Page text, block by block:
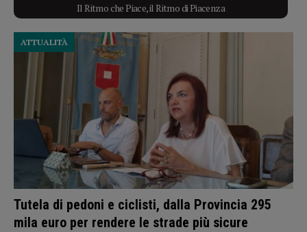
Il Ritmo che Piace, il Ritmo di Piacenza
Tutela di pedoni e ciclisti, dalla Provincia 295
mila euro per rendere le strade più sicure
ATTUALITÀ